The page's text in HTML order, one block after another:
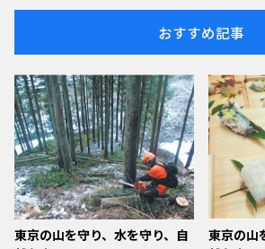
おすすめ記事
東京の山を守り、水を守り、自
東京の山